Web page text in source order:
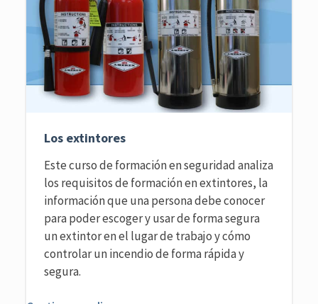
Los extintores
Este curso de formación en seguridad analiza
los requisitos de formación en extintores, la
información que una persona debe conocer
para poder escoger y usar de forma segura
un extintor en el lugar de trabajo y cómo
controlar un incendio de forma rápida y
segura.